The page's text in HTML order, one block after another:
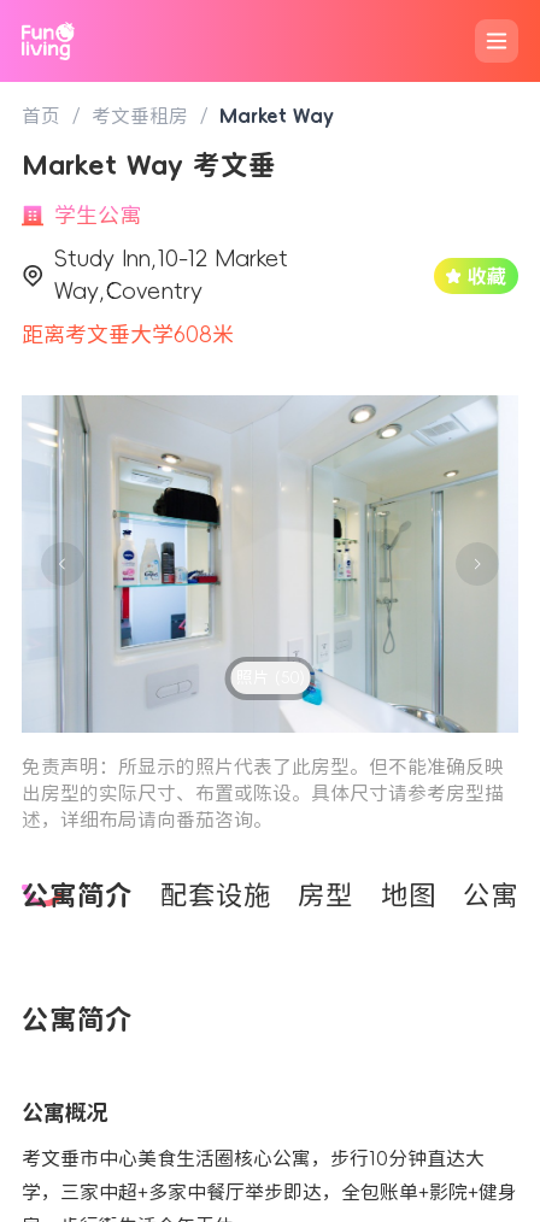
首页 / 考文垂租房 / Market Way
Market Way 考文垂
学生公寓
Study Inn,10-12 Market
Way,Coventry
距离考文垂大学608米
免责声明：所显示的照片代表了此房型。但不能准确反映
出房型的实际尺寸、布置或陈设。具体尺寸请参考房型描
述，详细布局请向番茄咨询。
公寓简介 配套设施 房型 地图 公寓
公寓简介
公寓概况
考文垂市中心美食生活圈核心公寓，步行10分钟直达大
学，三家中超+多家中餐厅举步即达，全包账单+影院+健身